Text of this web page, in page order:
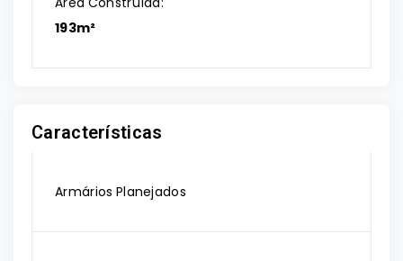
193m²
Características
Armários Planejados